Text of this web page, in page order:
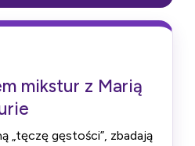
mikstur z Marią
„tęczę gęstości”, zbadają